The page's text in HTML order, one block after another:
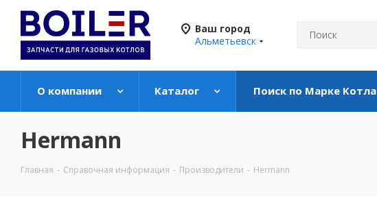
Ваш город
Альметьевск
О компании Каталог Поиск по Марке Котла
Hermann
Главная - Справочная информация - Производители - Hermann